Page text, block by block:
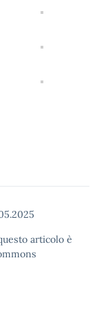
articolo è